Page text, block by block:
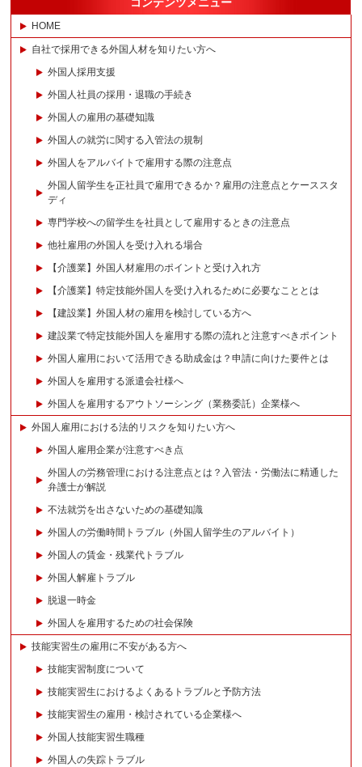
HOME
自社で採用できる外国人材を知りたい方へ
外国人採用支援
外国人社員の採用・退職の手続き
外国人の雇用の基礎知識
外国人の就労に関する入管法の規制
外国人をアルバイトで雇用する際の注意点
外国人留学生を正社員で雇用できるか？雇用の注意点とケーススタ
ディ
専門学校への留学生を社員として雇用するときの注意点
他社雇用の外国人を受け入れる場合
【介護業】外国人材雇用のポイントと受け入れ方
【介護業】特定技能外国人を受け入れるために必要なこととは
【建設業】外国人材の雇用を検討している方へ
建設業で特定技能外国人を雇用する際の流れと注意すべきポイント
外国人雇用において活用できる助成金は？申請に向けた要件とは
外国人を雇用する派遣会社様へ
外国人を雇用するアウトソーシング（業務委託）企業様へ
外国人雇用における法的リスクを知りたい方へ
外国人雇用企業が注意すべき点
外国人の労務管理における注意点とは？入管法・労働法に精通した
弁護士が解説
不法就労を出さないための基礎知識
外国人の労働時間トラブル（外国人留学生のアルバイト）
外国人の賃金・残業代トラブル
外国人解雇トラブル
脱退一時金
外国人を雇用するための社会保険
技能実習生の雇用に不安がある方へ
技能実習制度について
技能実習生におけるよくあるトラブルと予防方法
技能実習生の雇用・検討されている企業様へ
外国人技能実習生職種
外国人の失踪トラブル